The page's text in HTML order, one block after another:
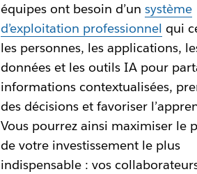
équipes ont besoin d’un système
d’exploitation professionnel qui
les personnes, les applications,
données et les outils IA pour
informations contextualisées,
des décisions et favoriser
Vous pourrez ainsi maximiser le
de votre investissement le plus
indispensable : vos